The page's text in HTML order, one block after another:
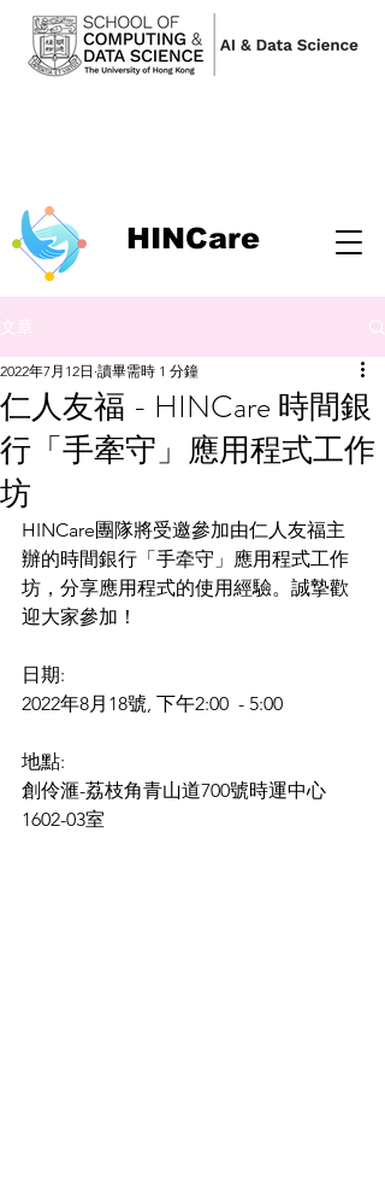
HINCare
文章
仁人友福 - HINCare 時間銀
行「手牽守」應用程式工作
坊
2022年7月12日 讀畢需時 1 分鐘
HINCare團隊將受邀參加由仁人友福主
辦的時間銀行「手牵守」應用程式工作
坊，分享應用程式的使用經驗。誠摯歡
迎大家參加！
日期:
2022年8月18號, 下午2:00  - 5:00
地點:
創伶滙-荔枝角青山道700號時運中心
1602-03室